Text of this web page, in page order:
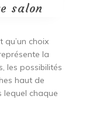
salon
qu’un choix
la
les possibilités
haut de
lequel chaque